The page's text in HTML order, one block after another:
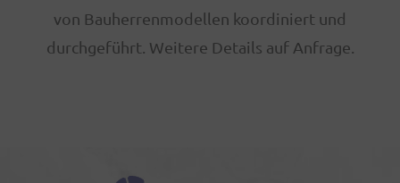
von Bauherrenmodellen koordiniert und
durchgeführt. Weitere Details auf Anfrage.